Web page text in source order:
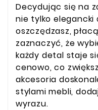
Decydując się na
nie tylko elegancki
oszczędzasz,
zaznaczyć, że
każdy detal staje
cenowo, co
akcesoria
stylami mebli,
wyrazu.